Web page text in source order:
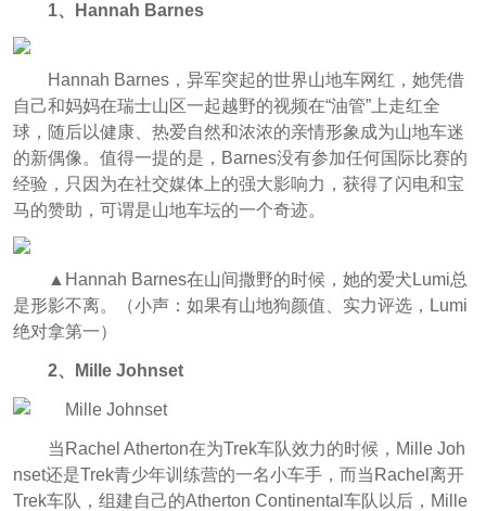
1、Hannah Barnes
Hannah Barnes，异军突起的世界山地车网红，她凭借
自己和妈妈在瑞士山区一起越野的视频在“油管”上走红全
球，随后以健康、热爱自然和浓浓的亲情形象成为山地车迷
的新偶像。值得一提的是，Barnes没有参加任何国际比赛的
经验，只因为在社交媒体上的强大影响力，获得了闪电和宝
马的赞助，可谓是山地车坛的一个奇迹。
▲Hannah Barnes在山间撒野的时候，她的爱犬Lumi总
是形影不离。（小声：如果有山地狗颜值、实力评选，Lumi
绝对拿第一）
2、Mille Johnset
当Rachel Atherton在为Trek车队效力的时候，Mille Joh
nset还是Trek青少年训练营的一名小车手，而当Rachel离开
Trek车队，组建自己的Atherton Continental车队以后，Mille